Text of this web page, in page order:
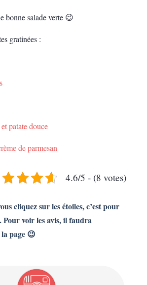
bonne salade verte 😉
gratinées :
patate douce
de parmesan
4.6/5 - (8 votes)
cliquez sur les étoiles, c’est pour
Pour voir les avis, il faudra
page 😉